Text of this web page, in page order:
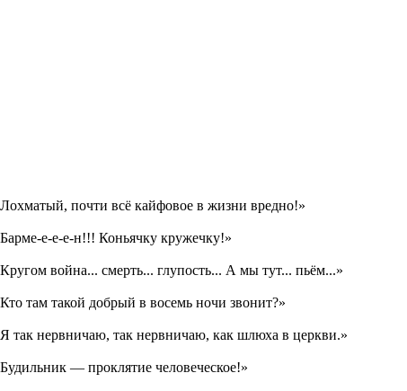
почти всё кайфовое в жизни вредно!»
е-е-е-н!!! Коньячку кружечку!»
война... смерть... глупость... А мы тут... пьём...»
там такой добрый в восемь ночи звонит?»
так нервничаю, так нервничаю, как шлюха в церкви.»
— проклятие человеческое!»